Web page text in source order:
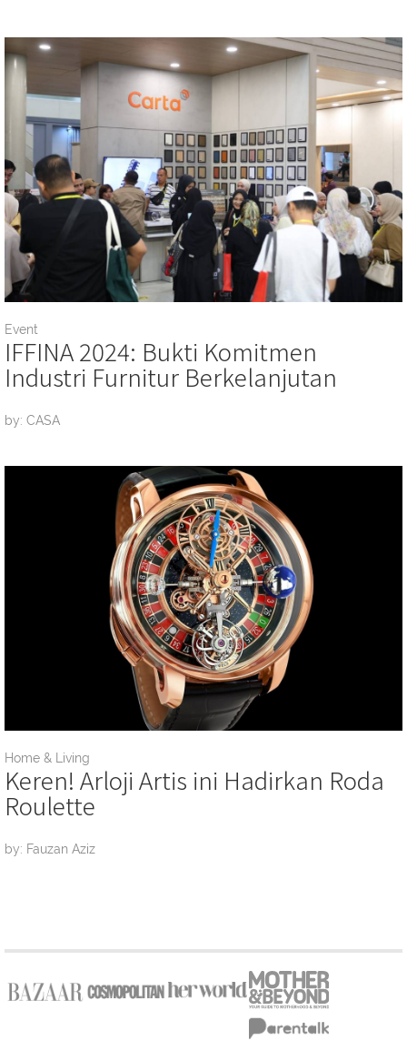
Event
IFFINA 2024: Bukti Komitmen
Industri Furnitur Berkelanjutan
by: CASA
Home & Living
Keren! Arloji Artis ini Hadirkan Roda
Roulette
by: Fauzan Aziz